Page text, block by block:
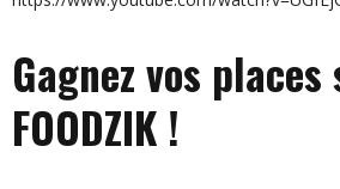
Gagnez vos places
FOODZIK !